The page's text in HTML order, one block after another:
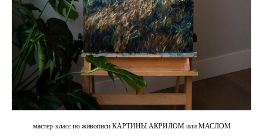
мастер-класс по живописи КАРТИНЫ АКРИЛОМ или МАСЛОМ